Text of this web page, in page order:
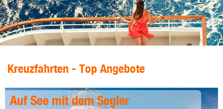
Kreuzfahrten - Top Angebote
Auf See mit dem Segler